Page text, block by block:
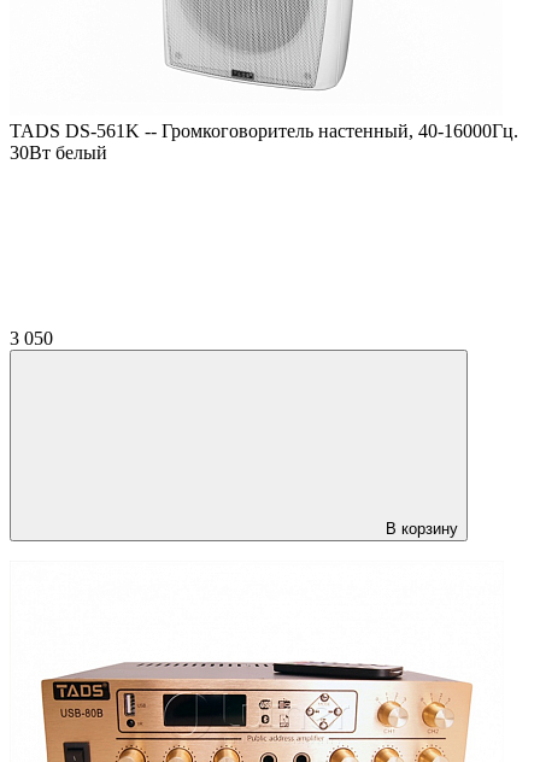
TADS DS-561K -- Громкоговоритель настенный, 40-16000Гц.
30Вт белый
3 050
В корзину